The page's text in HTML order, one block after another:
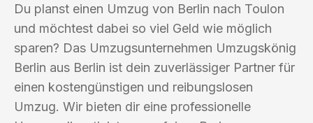
Du planst einen Umzug von Berlin nach Toulon
und möchtest dabei so viel Geld wie möglich
sparen? Das Umzugsunternehmen Umzugskönig
Berlin aus Berlin ist dein zuverlässiger Partner für
einen kostengünstigen und reibungslosen
Umzug. Wir bieten dir eine professionelle